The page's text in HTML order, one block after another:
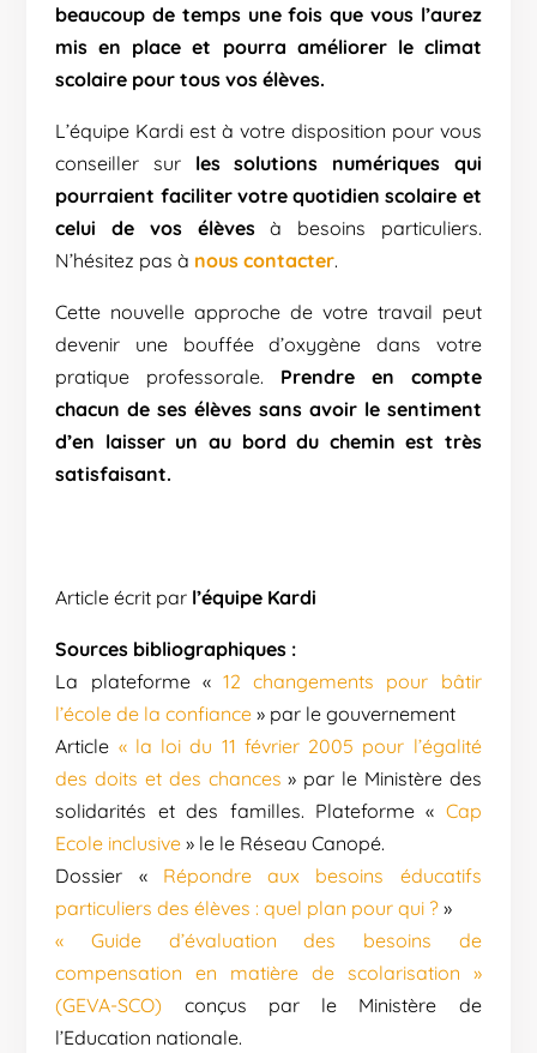
beaucoup de temps une fois que vous l’aurez
mis en place et pourra améliorer le climat
scolaire pour tous vos élèves.
L’équipe Kardi est à votre disposition pour vous
conseiller sur les solutions numériques qui
pourraient faciliter votre quotidien scolaire et
celui de vos élèvesà besoins particuliers.
N’hésitez pas à nous contacter.
Cette nouvelle approche de votre travail peut
devenir une bouffée d’oxygène dans votre
pratique professorale. Prendre en compte
chacun de ses élèves sans avoir le sentiment
d’en laisser un au bord du chemin est très
satisfaisant.
Article écrit par l’équipe Kardi
Sources bibliographiques :
La plateforme « 12 changements pour bâtir
l’école de la confiance » par le gouvernement
Article « la loi du 11 février 2005 pour l’égalité
des doits et des chances » par le Ministère des
solidarités et des familles. Plateforme « Cap
Ecole inclusive » le le Réseau Canopé.
Dossier « Répondre aux besoins éducatifs
particuliers des élèves : quel plan pour qui ? »
« Guide d’évaluation des besoins de
compensation en matière de scolarisation »
(GEVA-SCO) conçus par le Ministère de
l’Education nationale.